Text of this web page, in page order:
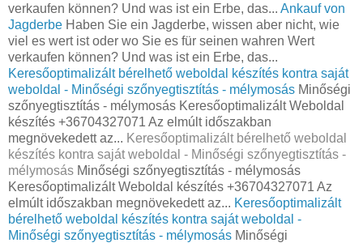
verkaufen können? Und was ist ein Erbe, das... Ankauf von
Jagderbe Haben Sie ein Jagderbe, wissen aber nicht, wie
viel es wert ist oder wo Sie es für seinen wahren Wert
verkaufen können? Und was ist ein Erbe, das...
Keresőoptimalizált bérelhető weboldal készítés kontra saját
weboldal - Minőségi szőnyegtisztítás - mélymosás Minőségi
szőnyegtisztítás - mélymosás Keresőoptimalizált Weboldal
készítés +36704327071 Az elmúlt időszakban
megnövekedett az... Keresőoptimalizált bérelhető weboldal
készítés kontra saját weboldal - Minőségi szőnyegtisztítás -
mélymosás Minőségi szőnyegtisztítás - mélymosás
Keresőoptimalizált Weboldal készítés +36704327071 Az
elmúlt időszakban megnövekedett az... Keresőoptimalizált
bérelhető weboldal készítés kontra saját weboldal -
Minőségi szőnyegtisztítás - mélymosás Minőségi